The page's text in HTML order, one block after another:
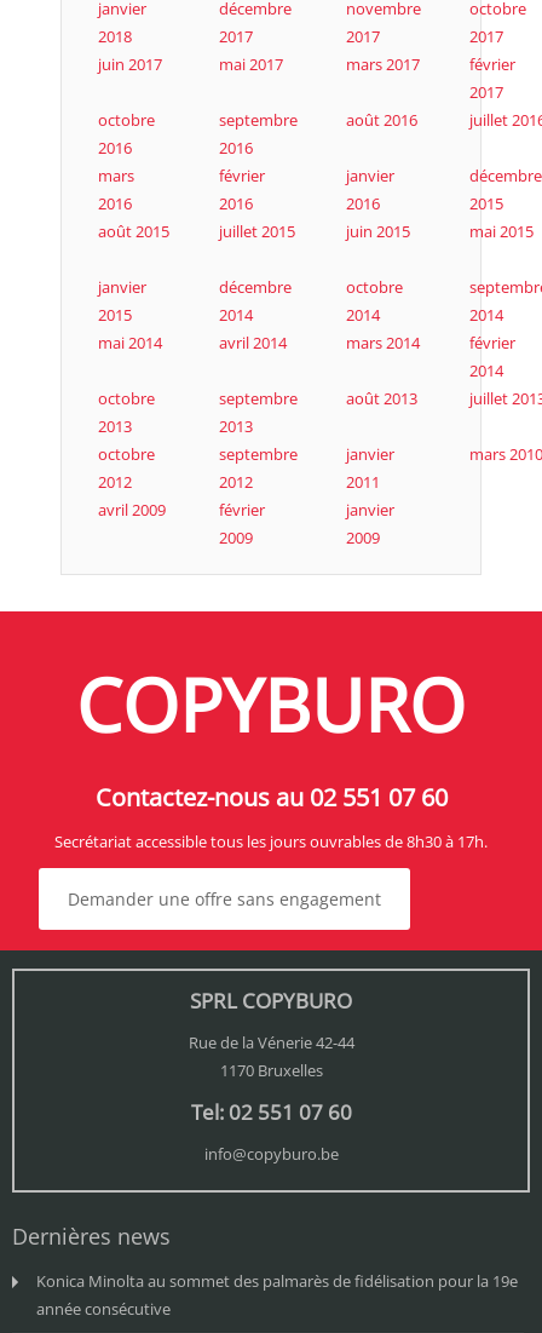
janvier
2018
décembre
2017
novembre
2017
octobre
2017
juin 2017
mai 2017 mars 2017
février
2017
octobre
2016
septembre
2016
août 2016 juillet
mars
2016
février
2016
janvier
2016
décembre
2015
août 2015
juillet 2015 juin 2015 mai 2015
janvier
2015
décembre
2014
octobre
2014
2014
mai 2014
avril 2014 mars 2014
février
2014
octobre
2013
septembre
2013
août 2013 juillet
octobre
2012
septembre
2012
janvier
2011
mars 2010
avril 2009
février
2009
janvier
2009
COPYBURO
Contactez-nous au 02 551 07 60
Secrétariat accessible tous les jours ouvrables de 8h30 à 17h.
Demander une offre sans engagement
SPRL COPYBURO
Rue de la Vénerie 42-44
1170 Bruxelles
Tel: 02 551 07 60
info@copyburo.be
Dernières news
Konica Minolta au sommet des palmarès de fidélisation pour la 19e
année consécutive